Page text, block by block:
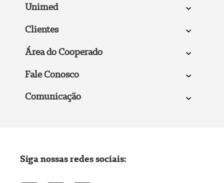
Unimed
Clientes
Área do Cooperado
Fale Conosco
Comunicação
Siga nossas redes sociais: